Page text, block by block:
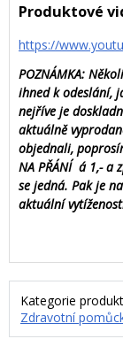
Produktové
https://
POZNÁMKA:
ihned k odeslání,
nejříve je
aktuálně
objednali,
NA PŘÁNÍ á 1,- a
se jedná. Pak je
aktuální
Kategorie
Zdravotní